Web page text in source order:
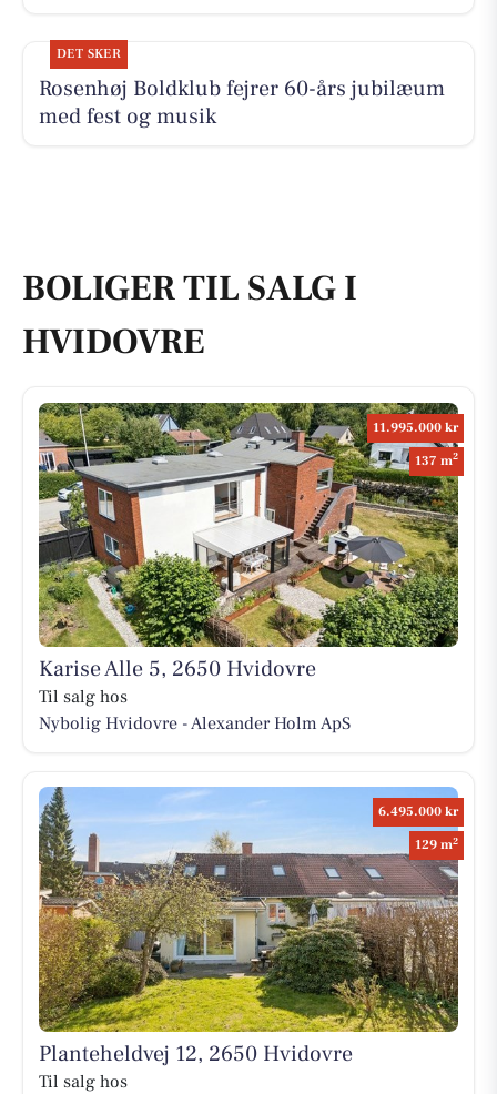
DET SKER
Rosenhøj Boldklub fejrer 60-års jubilæum
med fest og musik
BOLIGER TIL SALG I
HVIDOVRE
11.995.000 kr
137 m2
Karise Alle 5, 2650 Hvidovre
Til salg hos
Nybolig Hvidovre - Alexander Holm ApS
6.495.000 kr
129 m2
Planteheldvej 12, 2650 Hvidovre
Til salg hos